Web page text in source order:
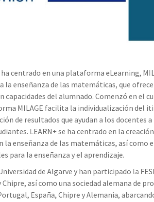
centrado en una plataforma eLearning,
la enseñanza de las matemáticas, que
del alumnado. Comenzó en el
MILAGE facilita la individualización del
de resultados que ayudan a los docentes
LEARN+ se ha centrado en la
enseñanza de las matemáticas, así como
para la enseñanza y el aprendizaje.
de Algarve y han participado la
así como una sociedad alemana de
España, Chipre y Alemania,